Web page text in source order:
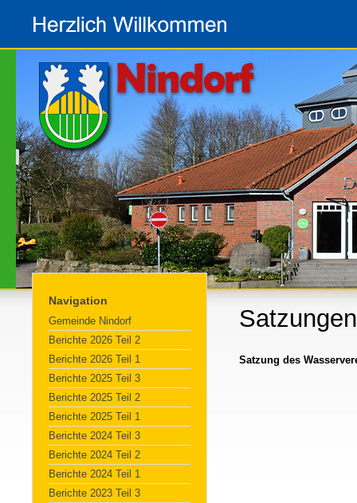
Navigation
Gemeinde Nindorf
Berichte 2026 Teil 2
Berichte 2026 Teil 1
Berichte 2025 Teil 3
Berichte 2025 Teil 2
Berichte 2025 Teil 1
Berichte 2024 Teil 3
Berichte 2024 Teil 2
Berichte 2024 Teil 1
Berichte 2023 Teil 3
Satzungen
Satzung des